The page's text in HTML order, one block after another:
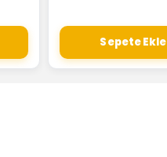
Sepete Ekle